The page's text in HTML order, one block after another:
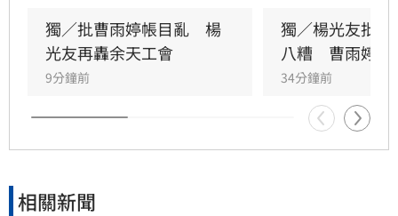
譽理事長的資深藝人楊光友。田路路表示，先前
揚言「開第一槍」的言論太過衝動，目前首要任
務是照顧好自己，不再讓親友擔心。她希望能透
過自身努力改善生活困境，為其他資深藝人帶來
希望。至於急尋楊光友的背後原因，以及是否涉
及演藝工會事務，仍待田路路後續說明，引發外
獨／批曹雨婷帳目亂　楊
光友再轟余天工會
9分鐘前
獨／楊光友批
八糟　曹雨婷發
34分鐘前
相關新聞